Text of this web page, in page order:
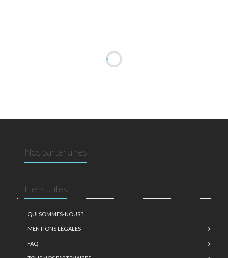
Nos partenaires
Liens utiles
QUI SOMMES-NOUS ?
MENTIONS LÉGALES
FAQ